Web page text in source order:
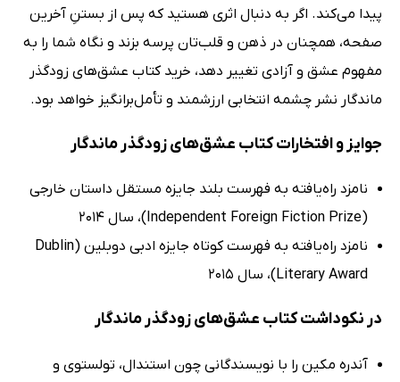
پیدا می‌کند. اگر به دنبال اثری هستید که پس از بستنِ آخرین
صفحه، همچنان در ذهن و قلب‌تان پرسه بزند و نگاه شما را به
مفهوم عشق و آزادی تغییر دهد، خرید کتاب عشق‌های زودگذر
ماندگار نشر چشمه انتخابی ارزشمند و تأمل‌برانگیز خواهد بود.
جوایز و افتخارات کتاب عشق‌های زودگذر ماندگار
نامزد راه‌یافته به فهرست بلند جایزه مستقل داستان خارجی
(Independent Foreign Fiction Prize)، سال 2014
نامزد راه‌یافته به فهرست کوتاه جایزه ادبی دوبلین (Dublin
Literary Award)، سال 2015
در نکوداشت کتاب عشق‌های زودگذر ماندگار
آندره مکین را با نویسندگانی چون استندال، تولستوی و